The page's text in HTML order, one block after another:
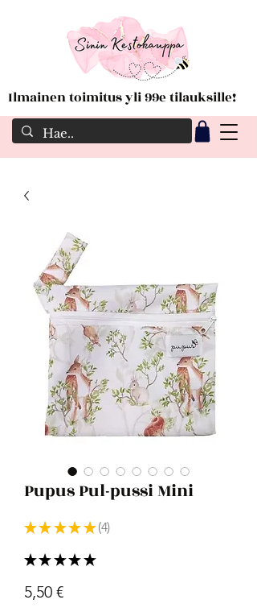
Ilmainen toimitus yli 99e tilauksille!
Pupus Pul-pussi Mini
★ ★ ★ ★ ★ 4
4
★ ★ ★ ★ ★
5,50 €Hinta